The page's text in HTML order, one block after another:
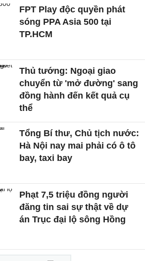
FPT Play độc quyền phát
sóng PPA Asia 500 tại
TP.HCM
Thủ tướng: Ngoại giao
chuyển từ 'mở đường' sang
đồng hành đến kết quả cụ
thể
Tổng Bí thư, Chủ tịch nước:
Hà Nội nay mai phải có ô tô
bay, taxi bay
Phạt 7,5 triệu đồng người
đăng tin sai sự thật về dự
án Trục đại lộ sông Hồng